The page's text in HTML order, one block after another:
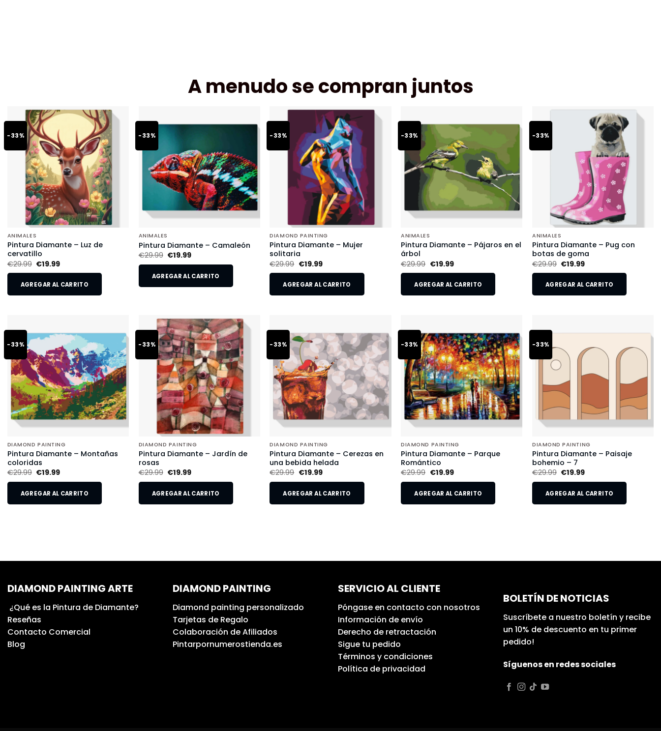
A menudo se compran juntos
-33%
ANIMALES
Pintura Diamante – Luz de
cervatillo
€29.99 €19.99
AGREGAR AL CARRITO
-33%
ANIMALES
Pintura Diamante – Camaleón
€29.99 €19.99
AGREGAR AL CARRITO
-33%
DIAMOND PAINTING
Pintura Diamante – Mujer
solitaria
€29.99 €19.99
AGREGAR AL CARRITO
-33%
ANIMALES
Pintura Diamante – Pájaros en el
árbol
€29.99 €19.99
AGREGAR AL CARRITO
-33%
ANIMALES
Pintura Diamante – Pug con
botas de goma
€29.99 €19.99
AGREGAR AL CARRITO
-33%
DIAMOND PAINTING
Pintura Diamante – Montañas
coloridas
€29.99 €19.99
AGREGAR AL CARRITO
-33%
DIAMOND PAINTING
Pintura Diamante – Jardín de
rosas
€29.99 €19.99
AGREGAR AL CARRITO
-33%
DIAMOND PAINTING
Pintura Diamante – Cerezas en
una bebida helada
€29.99 €19.99
AGREGAR AL CARRITO
-33%
DIAMOND PAINTING
Pintura Diamante – Parque
Romántico
€29.99 €19.99
AGREGAR AL CARRITO
-33%
DIAMOND PAINTING
Pintura Diamante – Paisaje
bohemio – 7
€29.99 €19.99
AGREGAR AL CARRITO
DIAMOND PAINTING ARTE
¿Qué es la Pintura de Diamante?
Reseñas
Contacto Comercial
Blog
DIAMOND PAINTING
Diamond painting personalizado
Tarjetas de Regalo
Colaboración de Afiliados
Pintarpornumerostienda.es
SERVICIO AL CLIENTE
Póngase en contacto con nosotros
Información de envío
Derecho de retractación
Sigue tu pedido
Términos y condiciones
Política de privacidad
BOLETÍN DE NOTICIAS
Suscríbete a nuestro boletín y recibe
un 10% de descuento en tu primer
pedido!
Síguenos en redes sociales